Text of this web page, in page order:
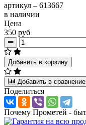
артикул – 613667
в наличии
Цена
350 руб
Добавить в корзину
Добавить в сравнение
Поделиться
Почему Прометей -